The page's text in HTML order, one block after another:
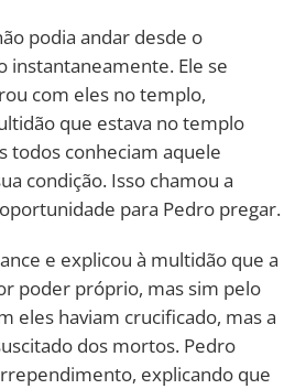
podia andar desde o
instantaneamente. Ele se
com eles no templo,
que estava no templo
todos conheciam aquele
condição. Isso chamou a
para Pedro pregar.
e explicou à multidão que a
poder próprio, mas sim pelo
eles haviam crucificado, mas a
dos mortos. Pedro
explicando que